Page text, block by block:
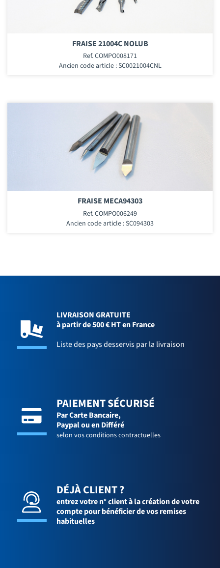
FRAISE 21004C NOLUB
Ref. COMPO008171
Ancien code article : SC0021004CNL
FRAISE MECA94303
Ref. COMPO006249
Ancien code article : SC094303
LIVRAISON GRATUITE
à partir de 500 € HT en France
Liste des pays desservis par la livraison
PAIEMENT SÉCURISÉ
Par Carte Bancaire,
Paypal ou en Différé
selon vos conditions contractuelles
DÉJÀ CLIENT ?
entrez votre n° client à la création de votre
compte pour bénéficier de vos remises
habituelles